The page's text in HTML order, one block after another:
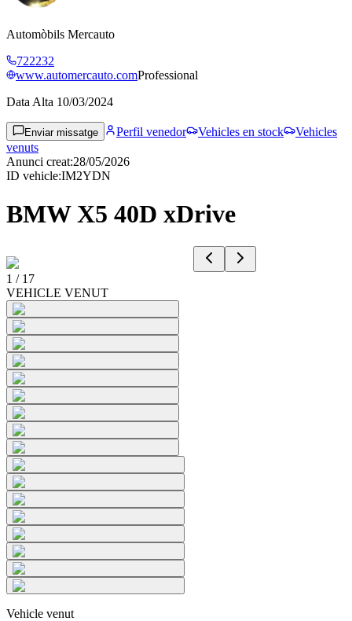
Automòbils Mercauto
722232
www.automercauto.comProfessional
Data Alta 10/03/2024
Enviar missatge Perfil venedor Vehicles en stock
Vehicles
venuts
Anunci creat:28/05/2026
ID vehicle:IM2YDN
BMW X5 40D xDrive
1 / 17
VEHICLE VENUT
Vehicle venut